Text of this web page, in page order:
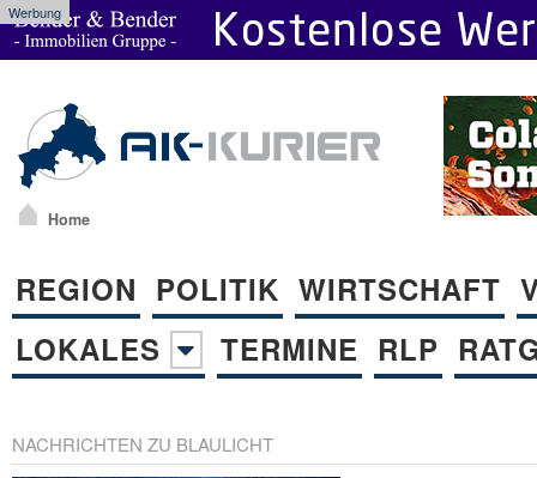
Werbung
Home
REGION POLITIK WIRTSCHAFT
LOKALES
TERMINE RLP
NACHRICHTEN ZU BLAULICHT